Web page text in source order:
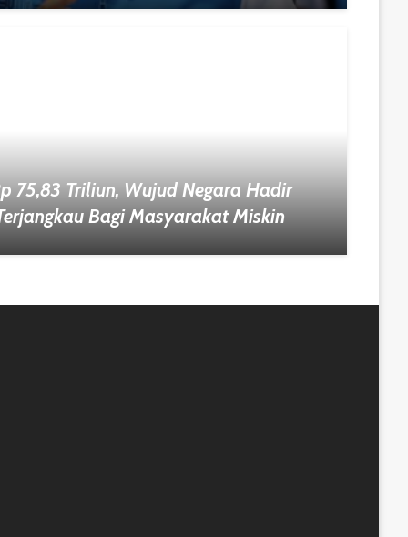
75,83 Triliun, Wujud Negara Hadir
Bagi Masyarakat Miskin